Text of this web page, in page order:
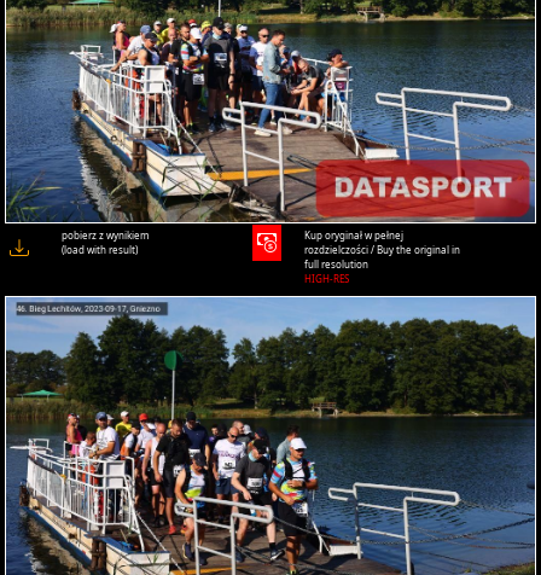
pobierz z wynikiem
(load with result)
Kup oryginał w pełnej
rozdzielczości / Buy the original in
full resolution
HIGH-RES